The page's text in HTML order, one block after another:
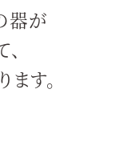
器が
す。